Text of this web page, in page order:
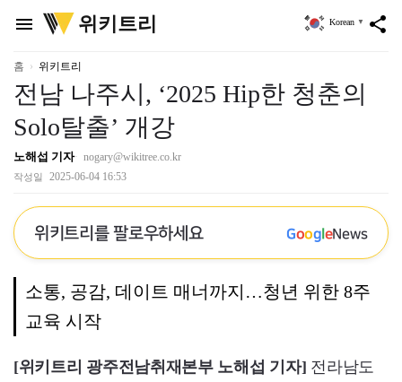
menu
위
키
리
위키트리 share
Korean ▼
홈 위키트리
전남 나주시, ‘2025 Hip한 청춘의
Solo탈출’ 개강
노해섭 기자 nogary@wikitree.co.kr
작성일 2025-06-04 16:53
위키트리를 팔로우하세요 GoogleNews
소통, 공감, 데이트 매너까지…청년 위한 8주
교육 시작
[위키트리 광주전남취재본부 노해섭 기자] 전라남도